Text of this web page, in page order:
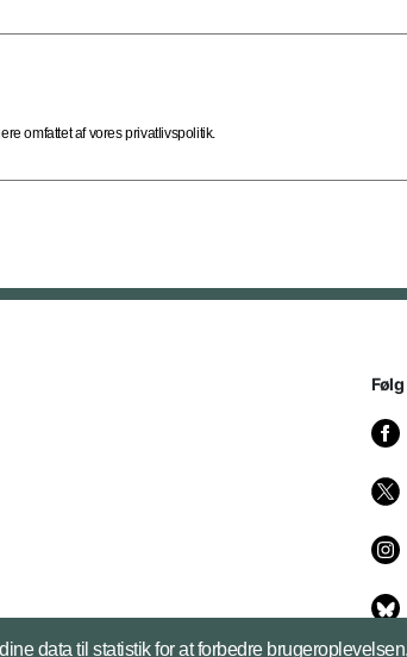
omfattet af vores privatlivspolitik.
data til statistik for at forbedre